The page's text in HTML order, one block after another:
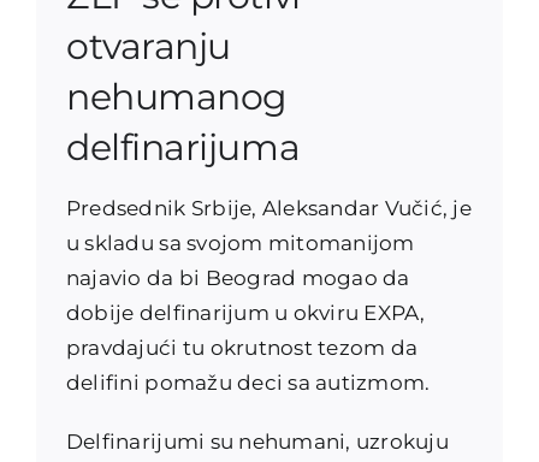
otvaranju
nehumanog
delfinarijuma
Predsednik Srbije, Aleksandar Vučić, je
u skladu sa svojom mitomanijom
najavio da bi Beograd mogao da
dobije delfinarijum u okviru EXPA,
pravdajući tu okrutnost tezom da
delifini pomažu deci sa autizmom.
Delfinarijumi su nehumani, uzrokuju